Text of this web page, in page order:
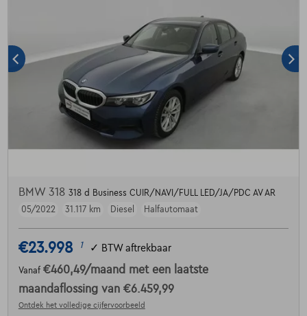
BMW 318 318 d Business CUIR/NAVI/FULL LED/JA/PDC AV AR
05/2022
31.117 km Diesel Halfautomaat
€23.998 1 ✓ BTW aftrekbaar
Vanaf €460,49/maand met een laatste
maandaflossing van €6.459,99
Ontdek het volledige cijfervoorbeeld